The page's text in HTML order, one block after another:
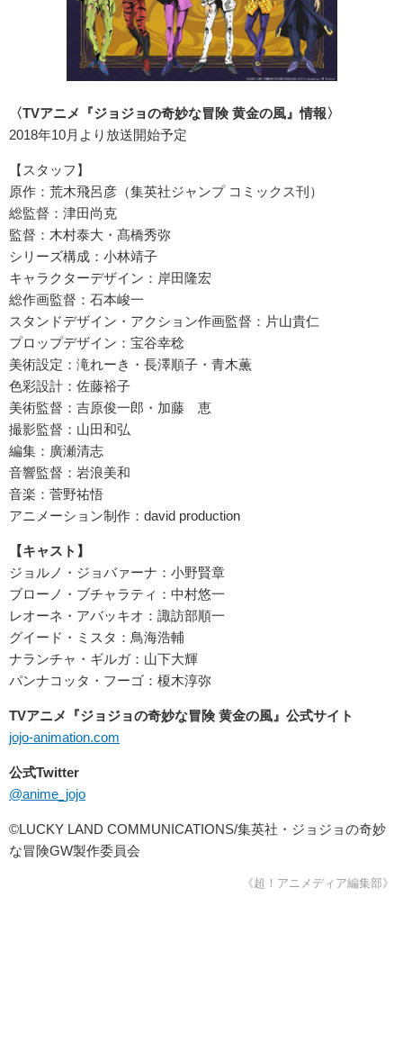
〈TVアニメ『ジョジョの奇妙な冒険 黄金の風』情報〉
2018年10月より放送開始予定
【スタッフ】
原作：荒木飛呂彦（集英社ジャンプ コミックス刊）
総監督：津田尚克
監督：木村泰大・髙橋秀弥
シリーズ構成：小林靖子
キャラクターデザイン：岸田隆宏
総作画監督：石本峻一
スタンドデザイン・アクション作画監督：片山貴仁
プロップデザイン：宝谷幸稔
美術設定：滝れーき・長澤順子・青木薫
色彩設計：佐藤裕子
美術監督：吉原俊一郎・加藤 恵
撮影監督：山田和弘
編集：廣瀬清志
音響監督：岩浪美和
音楽：菅野祐悟
アニメーション制作：david production
【キャスト】
ジョルノ・ジョバァーナ：小野賢章
ブローノ・ブチャラティ：中村悠一
レオーネ・アバッキオ：諏訪部順一
グイード・ミスタ：鳥海浩輔
ナランチャ・ギルガ：山下大輝
パンナコッタ・フーゴ：榎木淳弥
TVアニメ『ジョジョの奇妙な冒険 黄金の風』公式サイト
jojo-animation.com
公式Twitter
@anime_jojo
©LUCKY LAND COMMUNICATIONS/集英社・ジョジョの奇妙
な冒険GW製作委員会
《超！アニメディア編集部》